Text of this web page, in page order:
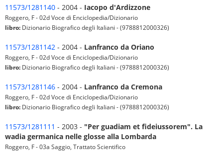
11573/1281140 - 2004 - Iacopo d'Ardizzone
Roggero, F - 02d Voce di Enciclopedia/Dizionario
libro: Dizionario Biografico degli Italiani - (9788812000326)
11573/1281142 - 2004 - Lanfranco da Oriano
Roggero, F - 02d Voce di Enciclopedia/Dizionario
libro: Dizionario Biografico degli Italiani - (9788812000326)
11573/1281146 - 2004 - Lanfranco da Cremona
Roggero, F - 02d Voce di Enciclopedia/Dizionario
libro: Dizionario Biografico degli Italiani - (9788812000326)
11573/1281111 - 2003 - "Per guadiam et fideiussorem". La
wadia germanica nelle glosse alla Lombarda
Roggero, F - 03a Saggio, Trattato Scientifico